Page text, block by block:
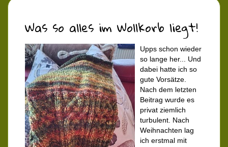
Was so alles im Wollkorb liegt!
Upps schon wieder
so lange her... Und
dabei hatte ich so
gute Vorsätze.
Nach dem letzten
Beitrag wurde es
privat ziemlich
turbulent. Nach
Weihnachten lag
ich erstmal mit